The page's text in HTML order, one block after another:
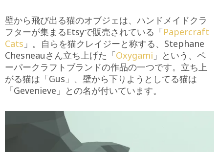
壁から飛び出る猫のオブジェは、ハンドメイドクラ
フターが集まるEtsyで販売されている「Papercraft
Cats 」。自らを猫クレイジーと称する、Stephane
Chesneauさん立ち上げた「Oxygami 」という、ペ
ーパークラフトブランドの作品の一つです。立ち上
がる猫は「Gus」、壁から下りようとしてる猫は
「Gevenieve」との名が付いています。